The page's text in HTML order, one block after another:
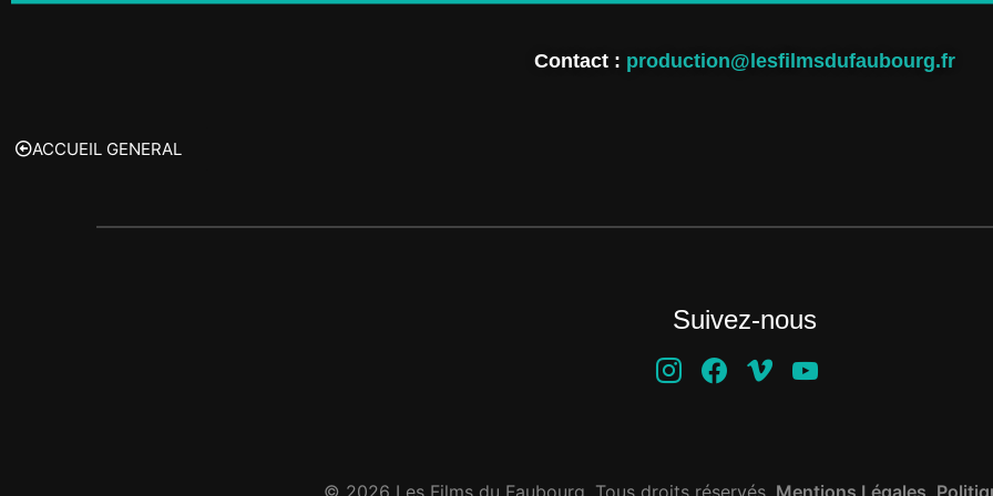
Contact : production@lesfilmsdufaubourg.fr
ACCUEIL GENERAL
Suivez-nous
© 2026 Les Films du Faubourg. Tous droits réservés. Mentions Légales